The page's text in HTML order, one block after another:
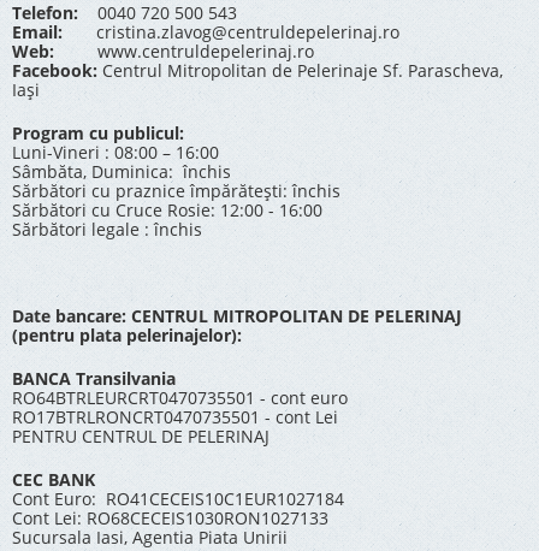
Telefon: 0040 720 500 543
Email:
cristina.zlavog@centruldepelerinaj.ro
Web:
www.centruldepelerinaj.ro
Facebook: Centrul Mitropolitan de Pelerinaje Sf. Parascheva,
Iași
Program cu publicul:
Luni-Vineri : 08:00 – 16:00
Sâmbăta, Duminica: închis
Sărbători cu praznice împărătești: închis
Sărbători cu Cruce Rosie: 12:00 - 16:00
Sărbători legale : închis
Date bancare: CENTRUL MITROPOLITAN DE PELERINAJ
(pentru plata pelerinajelor):
BANCA Transilvania
RO64BTRLEURCRT0470735501 - cont euro
RO17BTRLRONCRT0470735501 - cont Lei
PENTRU CENTRUL DE PELERINAJ
CEC BANK
Cont Euro: RO41CECEIS10C1EUR1027184
Cont Lei: RO68CECEIS1030RON1027133
Sucursala Iasi, Agentia Piata Unirii